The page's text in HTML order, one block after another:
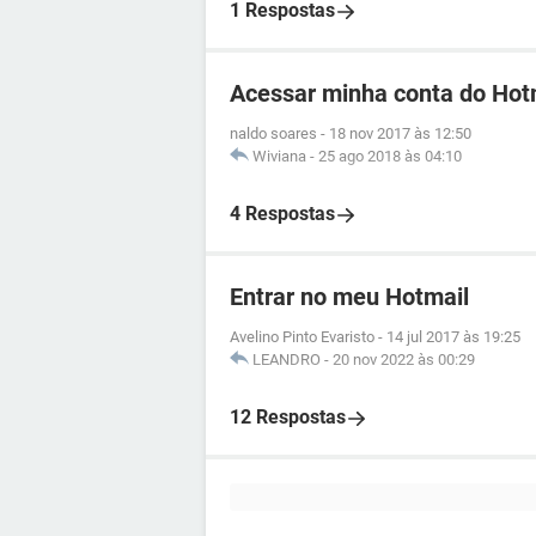
1 Respostas
Acessar minha conta do
naldo soares - 18 nov 2017 às 12:50
Wiviana - 25 ago 2018 às 04:10
4 Respostas
Entrar no meu Hotmail
Avelino Pinto Evaristo - 14 jul 2017 às 19:25
LEANDRO - 20 nov 2022 às 00:29
12 Respostas